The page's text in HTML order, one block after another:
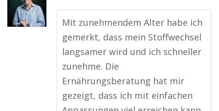
Mit zunehmendem Alter habe ich
gemerkt, dass mein Stoffwechsel
langsamer wird und ich schneller
zunehme. Die
Ernährungsberatung hat mir
gezeigt, dass ich mit einfachen